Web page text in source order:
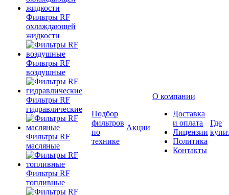
Фильтры RF
охлаждающей
жидкости
Фильтры RF
воздушные
Фильтры RF
гидравлические
Фильтры RF
масляные
Фильтры RF
топливные
Подбор
фильтров
по
технике
Акции
О компании
Доставка
и оплата
Лицензии
Политика
Контакты
Где